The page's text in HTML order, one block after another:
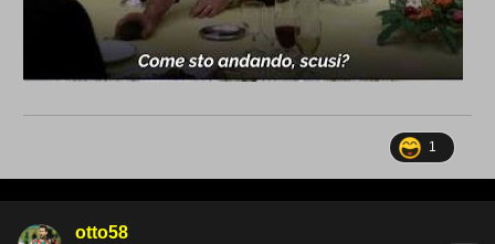
1
otto58